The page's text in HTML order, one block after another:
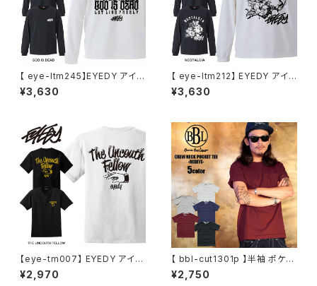
【 eye-ltm245】EYEDY アイデ
ィー 大きいサイズ メンズ ロング
Tシャツ GOD IS DEAD ロンT
HITE BLACK ホワイト ブラック
¥3,630
【 eye-ltm212】 EYEDY アイデ
ィー SIE MARIA ロングスリー
ブTシャツ 大きいサイズ WHTI
っこいい おしゃれ 人気 安い ブ
ランド ビッグサイズ サークル ス
トリート系 アメカジ 通勤 通学
¥3,630
【eye-tm007】 EYEDY アイデ
ィー 大きいサイズ メンズ Tシャ
ツ 半袖 Tシャツ XL XXL XXXL
¥2,970
【 bbl-cut1301p 】半袖 ポケッ
トTシャツ 大きいサイズ メンズ
Tシャツ 半袖Tシャツ カットソー
¥2,750